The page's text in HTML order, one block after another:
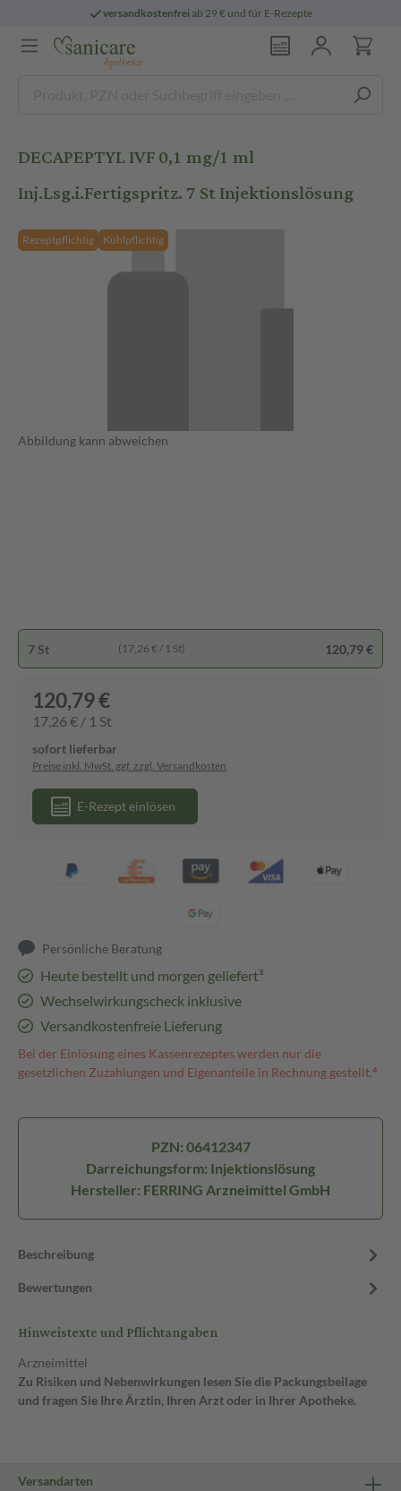
versandkostenfreiab 29 € und für E-Rezepte
DECAPEPTYL IVF 0,1 mg/1 ml
Inj.Lsg.i.Fertigspritz. 7 St Injektionslösung
Rezeptpflichtig Kühlpflichtig
Abbildung kann abweichen
7 St (17,26 € / 1 St) 120,79 €
120,79 €
17,26 € / 1 St
sofort lieferbar
Preise inkl. MwSt. ggf. zzgl. Versandkosten
E-Rezept einlösen
Persönliche Beratung
Heute bestellt und morgen geliefert³
Wechselwirkungscheck inklusive
Versandkostenfreie Lieferung
Bei der Einlösung eines Kassenrezeptes werden nur die
gesetzlichen Zuzahlungen und Eigenanteile in Rechnung gestellt.⁴
PZN: 06412347
Darreichungsform: Injektionslösung
Hersteller: FERRING Arzneimittel GmbH
Beschreibung
Bewertungen
Hinweistexte und Pflichtangaben
Arzneimittel
Zu Risiken und Nebenwirkungen lesen Sie die Packungsbeilage
und fragen Sie Ihre Ärztin, Ihren Arzt oder in Ihrer Apotheke.
Versandarten